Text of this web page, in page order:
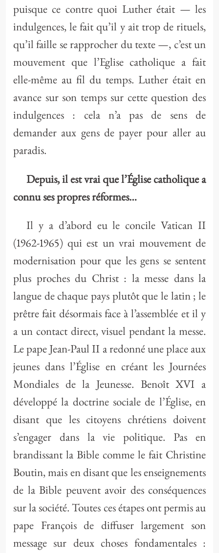
puisque ce contre quoi Luther était — les
indulgences, le fait qu’il y ait trop de rituels,
qu’il faille se rapprocher du texte —, c’est un
mouvement que l’Eglise catholique a fait
elle-même au fil du temps. Luther était en
avance sur son temps sur cette question des
indulgences : cela n’a pas de sens de
demander aux gens de payer pour aller au
paradis.
Depuis, il est vrai que l’Église catholique a
connu ses propres réformes…
Il y a d’abord eu le concile Vatican II
(1962-1965) qui est un vrai mouvement de
modernisation pour que les gens se sentent
plus proches du Christ : la messe dans la
langue de chaque pays plutôt que le latin ; le
prêtre fait désormais face à l’assemblée et il y
a un contact direct, visuel pendant la messe.
Le pape Jean-Paul II a redonné une place aux
jeunes dans l’Église en créant les Journées
Mondiales de la Jeunesse. Benoît XVI a
développé la doctrine sociale de l’Église, en
disant que les citoyens chrétiens doivent
s’engager dans la vie politique. Pas en
brandissant la Bible comme le fait Christine
Boutin, mais en disant que les enseignements
de la Bible peuvent avoir des conséquences
sur la société. Toutes ces étapes ont permis au
pape François de diffuser largement son
message sur deux choses fondamentales :